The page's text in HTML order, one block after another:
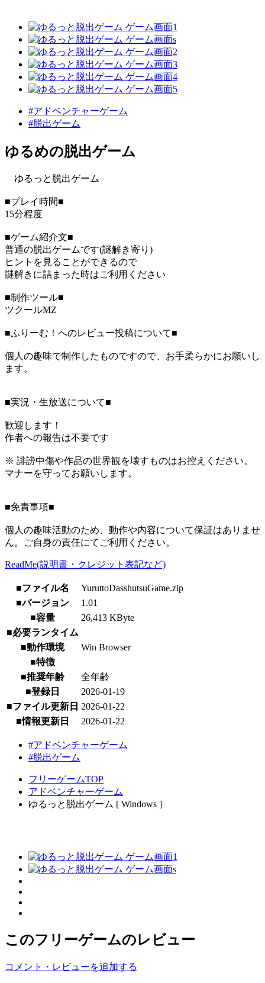
#アドベンチャーゲーム
#脱出ゲーム
ゆるめの脱出ゲーム
ゆるっと脱出ゲーム
■プレイ時間■
15分程度
■ゲーム紹介文■
普通の脱出ゲームです(謎解き寄り)
ヒントを見ることができるので
謎解きに詰まった時はご利用ください
■制作ツール■
ツクールMZ
■ふりーむ！へのレビュー投稿について■
個人の趣味で制作したものですので、お手柔らかにお願いし
ます。
■実況・生放送について■
歓迎します！
作者への報告は不要です
※ 誹謗中傷や作品の世界観を壊すものはお控えください。
マナーを守ってお願いします。
■免責事項■
個人の趣味活動のため、動作や内容について保証はありませ
ん。ご自身の責任にてご利用ください。
ReadMe(説明書・クレジット表記など)
■ファイル名
YuruttoDasshutsuGame.zip
■バージョン
1.01
■容量
26,413 KByte
■必要ランタイム
■動作環境
Win Browser
■特徴
■推奨年齢
全年齢
■登録日
2026-01-19
■ファイル更新日 2026-01-22
■情報更新日
2026-01-22
#アドベンチャーゲーム
#脱出ゲーム
フリーゲームTOP
アドベンチャーゲーム
ゆるっと脱出ゲーム [ Windows ]
このフリーゲームのレビュー
コメント・レビューを追加する